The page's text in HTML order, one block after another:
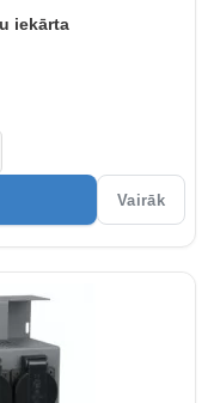
iekārta
Vairāk